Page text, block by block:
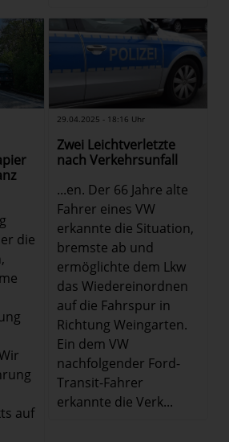
die
auf
29.04.2025 - 18:16 Uhr
Zwei Leichtverletzte
nach Verkehrsunfall
...en. Der 66 Jahre alte
Fahrer eines VW
erkannte die Situation,
bremste ab und
ermöglichte dem Lkw
das Wiedereinordnen
auf die Fahrspur in
Richtung Weingarten.
Ein dem VW
nachfolgender Ford-
Transit-Fahrer
erkannte die Verk...